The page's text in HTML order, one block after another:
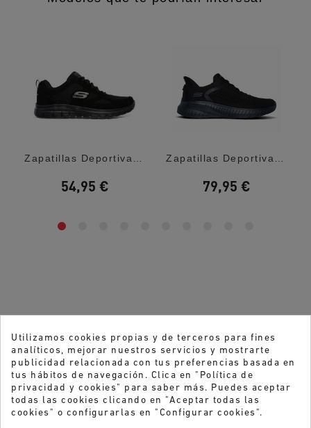
54,95 € 79,95 €
Utilizamos cookies propias y de terceros para fines
analíticos, mejorar nuestros servicios y mostrarte
publicidad relacionada con tus preferencias basada en
tus hábitos de navegación. Clica en "Política de
privacidad y cookies" para saber más. Puedes aceptar
todas las cookies clicando en "Aceptar todas las
cookies" o configurarlas en "Configurar cookies".